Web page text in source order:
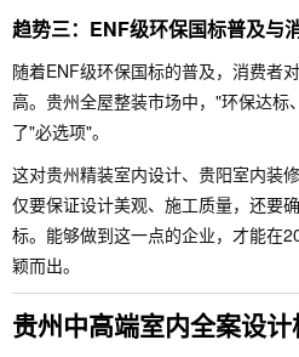
趋势三：ENF级环保国标普及与
随着ENF级环保国标的普及，消费者
高。贵州全屋整装市场中，"环保达标
了"必选项"。
这对贵州精装室内设计、贵阳室内装
仅要保证设计美观、施工质量，还要
标。能够做到这一点的企业，才能在
颖而出。
贵州中高端室内全案设